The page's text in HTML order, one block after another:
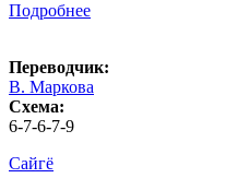
Подробнее
Переводчик:
В. Маркова
Схема:
6-7-6-7-9
Сайгё